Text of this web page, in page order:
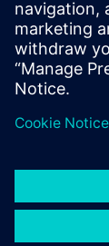
internetska
INTEL®
Monitor 17 ″